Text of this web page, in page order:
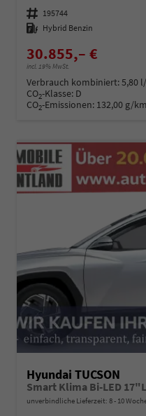
Fahrzeugnummer 195744
Kraftstoff Hybrid Benzin
30.855,– €
incl. 19% MwSt.
Verbrauch kombiniert:5,80
CO2-Klasse: D
CO2-Emissionen: 132,00 g/km
Hyundai TUCSON
Smart Klima Bi-LED
unverbindliche Lieferzeit: 8 - 10